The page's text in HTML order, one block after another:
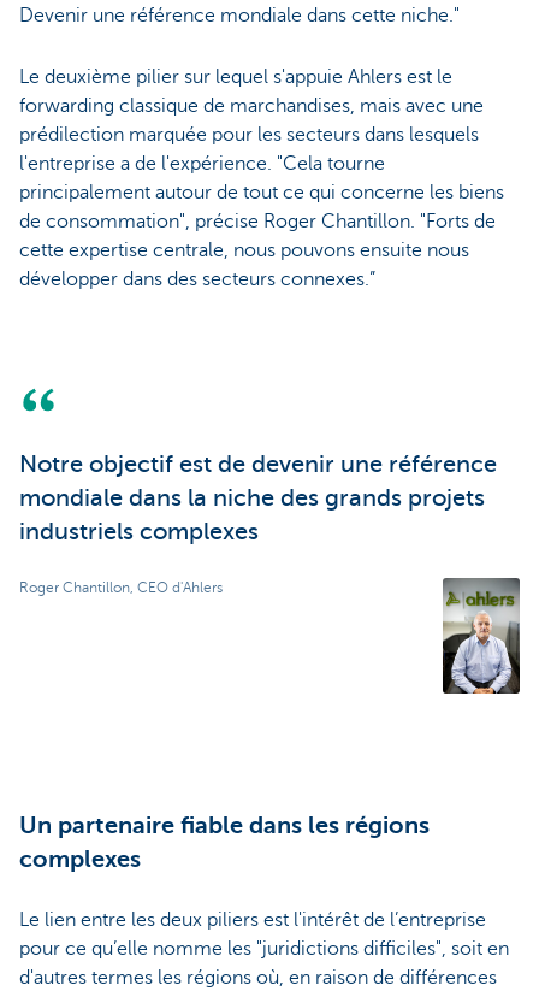
Devenir une référence mondiale dans cette niche."
Le deuxième pilier sur lequel s'appuie Ahlers est le
forwarding classique de marchandises, mais avec une
prédilection marquée pour les secteurs dans lesquels
l'entreprise a de l'expérience. "Cela tourne
principalement autour de tout ce qui concerne les biens
de consommation", précise Roger Chantillon. "Forts de
cette expertise centrale, nous pouvons ensuite nous
développer dans des secteurs connexes.”
Notre objectif est de devenir une référence
mondiale dans la niche des grands projets
industriels complexes
Roger Chantillon, CEO d'Ahlers
Un partenaire fiable dans les régions
complexes
Le lien entre les deux piliers est l'intérêt de l’entreprise
pour ce qu’elle nomme les "juridictions difficiles", soit en
d'autres termes les régions où, en raison de différences